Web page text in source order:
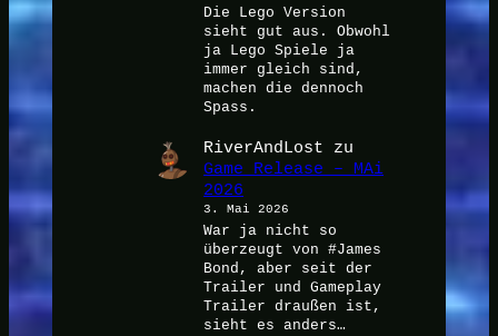
Die Lego Version
sieht gut aus. Obwohl
ja Lego Spiele ja
immer gleich sind,
machen die dennoch
Spass.
RiverAndLost zu
Game Release – MAi
2026
3. Mai 2026
War ja nicht so
überzeugt von #James
Bond, aber seit der
Trailer und Gameplay
Trailer draußen ist,
sieht es anders…